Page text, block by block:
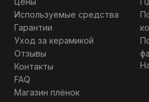
Используемые средства
Гарантии
Уход за керамикой
Отзывы
Контакты
FAQ
Магазин плёнок